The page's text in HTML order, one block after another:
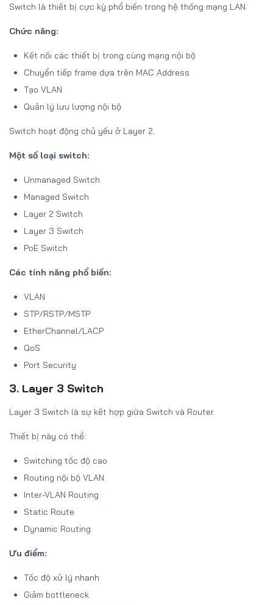
Switch là thiết bị cực kỳ phổ biến trong hệ thống mạng LAN.
Chức năng:
Kết nối các thiết bị trong cùng mạng nội bộ
Chuyển tiếp frame dựa trên MAC Address
Tạo VLAN
Quản lý lưu lượng nội bộ
Switch hoạt động chủ yếu ở Layer 2.
Một số loại switch:
Unmanaged Switch
Managed Switch
Layer 2 Switch
Layer 3 Switch
PoE Switch
Các tính năng phổ biến:
VLAN
STP/RSTP/MSTP
EtherChannel/LACP
QoS
Port Security
3. Layer 3 Switch
Layer 3 Switch là sự kết hợp giữa Switch và Router.
Thiết bị này có thể:
Switching tốc độ cao
Routing nội bộ VLAN
Inter-VLAN Routing
Static Route
Dynamic Routing
Ưu điểm:
Tốc độ xử lý nhanh
Giảm bottleneck